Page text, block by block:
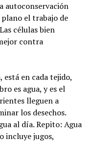
autoconservación
el trabajo de
células bien
contra
está en cada tejido,
es agua, y es el
lleguen a
los desechos.
al día. Repito: Agua
incluye jugos,